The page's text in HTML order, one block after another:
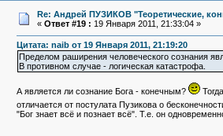
Re: Андрей ПУЗИКОВ "Теоретические,
« Ответ #19 : 19 Января 2011, 21:33:04 »
Цитата: naib от 19 Января 2011, 21:19:20
Пределом раширения человеческого сознания
В противном случае - логическая катастрофа.
А является ли сознание Бога - конечным?
отличается от постулата Пузикова о
"Бог знает всё и познает всё". Т.е. он